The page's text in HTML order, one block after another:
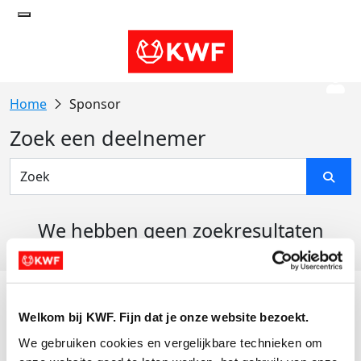
Welkom bij KWF. Fijn dat je onze website bezoekt.
We gebruiken cookies en vergelijkbare technieken om
Sponsor
Zoek een deelnemer
We hebben geen zoekresultaten
Actiematerialen
Evenementen